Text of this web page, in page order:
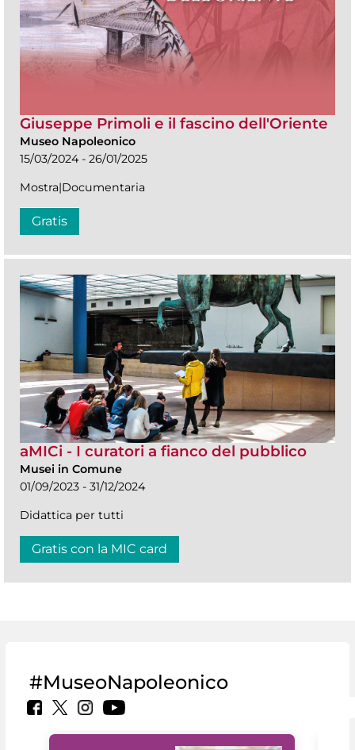
Giuseppe Primoli e il fascino dell'Oriente
Museo Napoleonico
15/03/2024 - 26/01/2025
Mostra|Documentaria
Gratis
aMICi - I curatori a fianco del pubblico
Musei in Comune
01/09/2023 - 31/12/2024
Didattica per tutti
Gratis con la MIC card
#MuseoNapoleonico